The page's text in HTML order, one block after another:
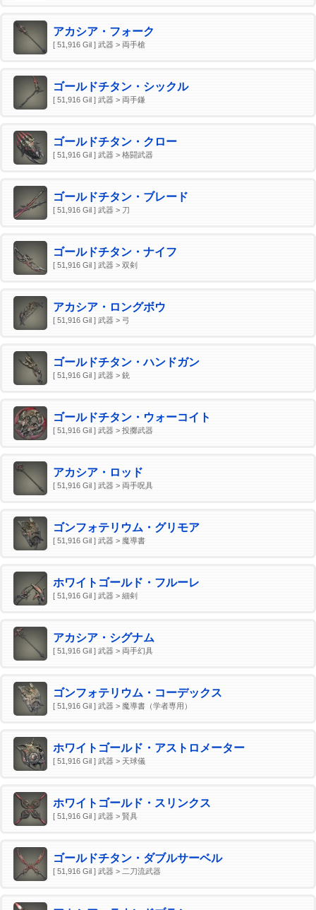
アカシア・フォーク
[ 51,916 Gil ] 武器 > 両手槍
ゴールドチタン・シックル
[ 51,916 Gil ] 武器 > 両手鎌
ゴールドチタン・クロー
[ 51,916 Gil ] 武器 > 格闘武器
ゴールドチタン・ブレード
[ 51,916 Gil ] 武器 > 刀
ゴールドチタン・ナイフ
[ 51,916 Gil ] 武器 > 双剣
アカシア・ロングボウ
[ 51,916 Gil ] 武器 > 弓
ゴールドチタン・ハンドガン
[ 51,916 Gil ] 武器 > 銃
ゴールドチタン・ウォーコイト
[ 51,916 Gil ] 武器 > 投擲武器
アカシア・ロッド
[ 51,916 Gil ] 武器 > 両手呪具
ゴンフォテリウム・グリモア
[ 51,916 Gil ] 武器 > 魔導書
ホワイトゴールド・フルーレ
[ 51,916 Gil ] 武器 > 細剣
アカシア・シグナム
[ 51,916 Gil ] 武器 > 両手幻具
ゴンフォテリウム・コーデックス
[ 51,916 Gil ] 武器 > 魔導書（学者専用）
ホワイトゴールド・アストロメーター
[ 51,916 Gil ] 武器 > 天球儀
ホワイトゴールド・スリンクス
[ 51,916 Gil ] 武器 > 賢具
ゴールドチタン・ダブルサーベル
[ 51,916 Gil ] 武器 > 二刀流武器